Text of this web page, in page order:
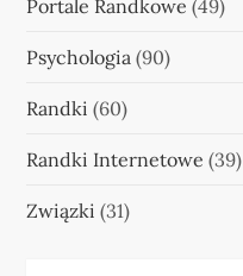
Portale Randkowe (49)
Psychologia (90)
Randki (60)
Randki Internetowe (39)
Związki (31)